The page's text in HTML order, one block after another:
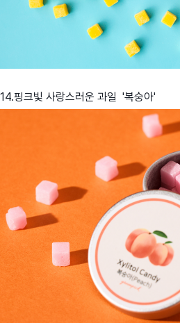
14.핑크빛 사랑스러운 과일 '복숭아'